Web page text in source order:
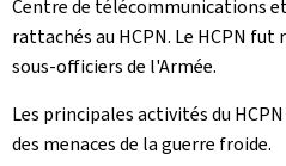
Centre de télécommunications
rattachés au HCPN. Le HCPN
sous-officiers de l'Armée.
Les principales activités du
des menaces de la guerre froide.